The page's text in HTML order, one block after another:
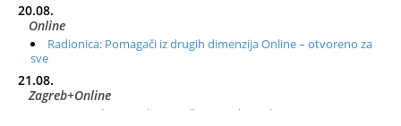
20.08.
Online
Radionica: Pomagači iz drugih dimenzija Online – otvoreno za
sve
21.08.
Zagreb+Online
Osnovni ThetaHealing® tečaj, Zagreb i Online